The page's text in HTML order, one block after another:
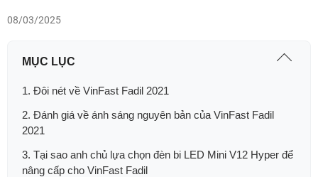
08/03/2025
MỤC LỤC
1. Đôi nét về VinFast Fadil 2021
2. Đánh giá về ánh sáng nguyên bản của VinFast Fadil
2021
3. Tại sao anh chủ lựa chọn đèn bi LED Mini V12 Hyper để
nâng cấp cho VinFast Fadil